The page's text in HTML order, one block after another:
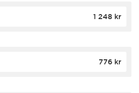
1 248 kr
776 kr